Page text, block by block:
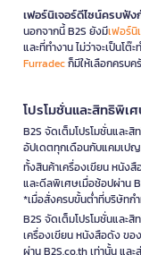
เฟอร์นิเจอร์ดีไซน์ครบฟั
นอกจากนี้ B2S ยังมีเฟอร์นิ
และที่ทำงาน ไม่ว่าจะเป็นโ
Furradecก็มีให้เลือกครบค
โปรโมชั่นและสิทธิพิเ
B2S จัดเต็มโปรโมชั่นและ
อัปเดตทุกเดือนกับแคมเป
ทั้งสินค้าเครื่องเขียน หนัง
และดีลพิเศษเมื่อช้อปผ่าน
*เมื่อสั่งครบขั้นต่ำที่บริษัทก
B2S จัดเต็มโปรโมชั่นและ
เครื่องเขียน หนังสือดัง ข
ผ่าน B2S.co.th เท่านั้น แล